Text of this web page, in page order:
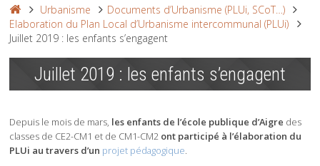
Urbanisme
Documents d’Urbanisme (PLUi, SCoT…)
Elaboration du Plan Local d’Urbanisme intercommunal (PLUi)
Juillet 2019 : les enfants s’engagent
Juillet 2019 : les enfants s’engagent
Depuis le mois de mars, les enfants de l’école publique d’Aigre des
classes de CE2-CM1 et de CM1-CM2 ont participé à l’élaboration du
PLUi au travers d’un projet pédagogique